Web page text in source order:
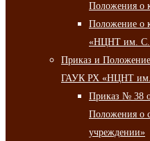
Положения о
Положение о
«НЦНТ им.
Приказ и Положение
ГАУК РХ «НЦНТ
Приказ № 38
Положения о
учреждении»